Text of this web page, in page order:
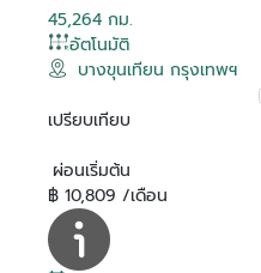
45,264 กม.
อัตโนมัติ
บางขุนเทียน กรุงเทพฯ
เปรียบเทียบ
ผ่อนเริ่มต้น
฿ 10,809 /เดือน